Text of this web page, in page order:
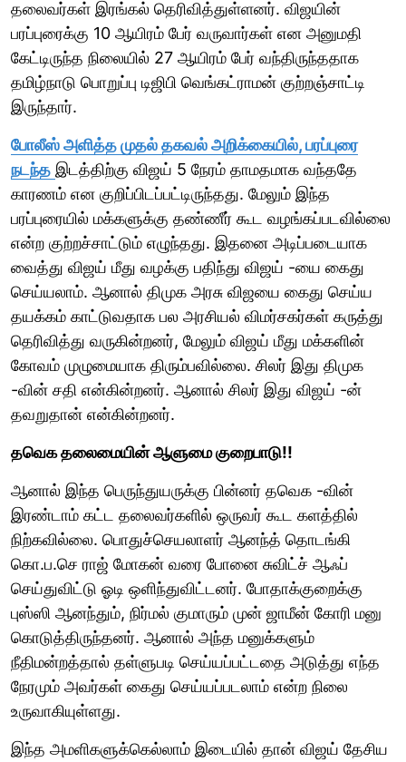
தலைவர்கள் இரங்கல் தெரிவித்துள்ளனர். விஜயின்
பரப்புரைக்கு 10 ஆயிரம் பேர் வருவார்கள் என அனுமதி
கேட்டிருந்த நிலையில் 27 ஆயிரம் பேர் வந்திருந்ததாக
தமிழ்நாடு பொறுப்பு டிஜிபி வெங்கட்ராமன் குற்றஞ்சாட்டி
இருந்தார்.
போலீஸ் அளித்த முதல் தகவல் அறிக்கையில், பரப்புரை
நடந்த இடத்திற்கு விஜய் 5 நேரம் தாமதமாக வந்ததே
காரணம் என குறிப்பிடப்பட்டிருந்தது. மேலும் இந்த
பரப்புரையில் மக்களுக்கு தண்ணீர் கூட வழங்கப்படவில்லை
என்ற குற்றச்சாட்டும் எழுந்தது. இதனை அடிப்படையாக
வைத்து விஜய் மீது வழக்கு பதிந்து விஜய் -யை கைது
செய்யலாம். ஆனால் திமுக அரசு விஜயை கைது செய்ய
தயக்கம் காட்டுவதாக பல அரசியல் விமர்சகர்கள் கருத்து
தெரிவித்து வருகின்றனர், மேலும் விஜய் மீது மக்களின்
கோவம் முழுமையாக திரும்பவில்லை. சிலர் இது திமுக
-வின் சதி என்கின்றனர். ஆனால் சிலர் இது விஜய் -ன்
தவறுதான் என்கின்றனர்.
தவெக தலைமையின் ஆளுமை குறைபாடு!!
ஆனால் இந்த பெருந்துயருக்கு பின்னர் தவெக -வின்
இரண்டாம் கட்ட தலைவர்களில் ஒருவர் கூட களத்தில்
நிற்கவில்லை. பொதுச்செயலாளர் ஆனந்த் தொடங்கி
கொ.ப.செ ராஜ் மோகன் வரை போனை சுவிட்ச் ஆஃப்
செய்துவிட்டு ஓடி ஒளிந்துவிட்டனர். போதாக்குறைக்கு
புஸ்ஸி ஆனந்தும், நிர்மல் குமாரும் முன் ஜாமீன் கோரி மனு
கொடுத்திருந்தனர். ஆனால் அந்த மனுக்களும்
நீதிமன்றத்தால் தள்ளுபடி செய்யப்பட்டதை அடுத்து எந்த
நேரமும் அவர்கள் கைது செய்யப்படலாம் என்ற நிலை
உருவாகியுள்ளது.
இந்த அமளிகளுக்கெல்லாம் இடையில் தான் விஜய் தேசிய